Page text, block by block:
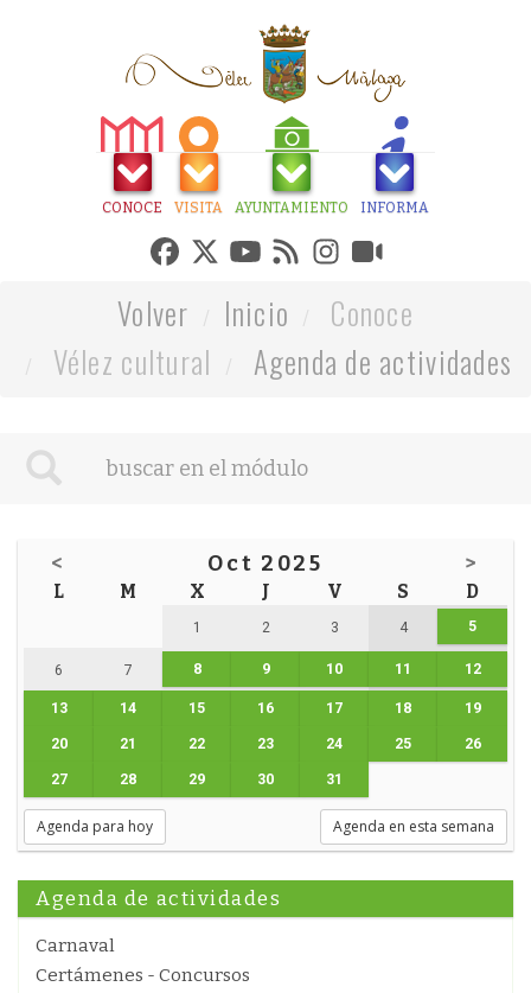
CONOCE VISITA AYUNTAMIENTO INFORMA
Volver Inicio
Conoce
Vélez cultural
Agenda de actividades
< Oct 2025 >
L M X J V S D
1 2 3 4 5
6 7 8 9 10 11 12
13 14 15 16 17 18 19
20 21 22 23 24 25 26
27 28 29 30 31
Agenda para hoy Agenda en esta semana
Agenda de actividades
Carnaval
Certámenes - Concursos